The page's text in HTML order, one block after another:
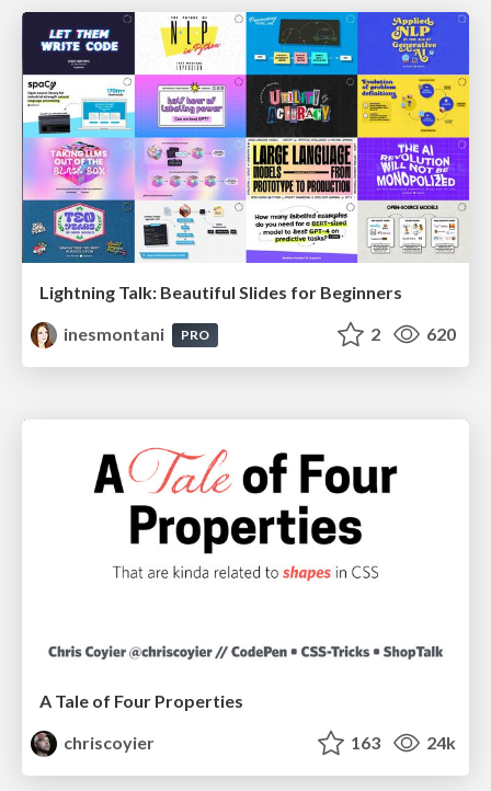
Lightning Talk: Beautiful Slides for Beginners
inesmontani
PRO 2 620
A Tale of Four Properties
chriscoyier
163 24k